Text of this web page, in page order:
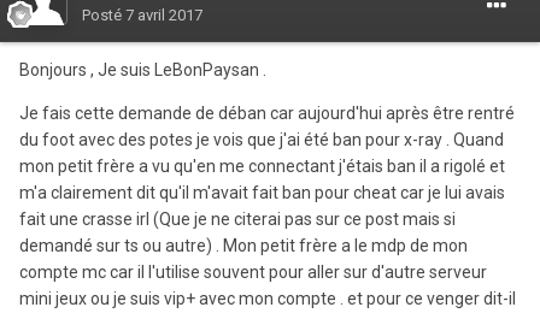
Posté 7 avril 2017
Bonjours , Je suis LeBonPaysan .
Je fais cette demande de déban car aujourd'hui après être rentré
du foot avec des potes je vois que j'ai été ban pour x-ray . Quand
mon petit frère a vu qu'en me connectant j'étais ban il a rigolé et
m'a clairement dit qu'il m'avait fait ban pour cheat car je lui avais
fait une crasse irl (Que je ne citerai pas sur ce post mais si
demandé sur ts ou autre) . Mon petit frère a le mdp de mon
compte mc car il l'utilise souvent pour aller sur d'autre serveur
mini jeux ou je suis vip+ avec mon compte . et pour ce venger dit-il